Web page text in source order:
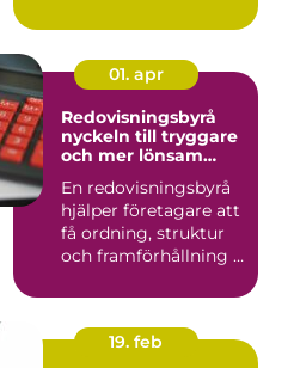
01. apr
Redovisningsbyrå
nyckeln till tryggare
och mer lönsam
En redovisningsbyrå
hjälper företagare att
få ordning, struktur
och framförhållning i
19. feb